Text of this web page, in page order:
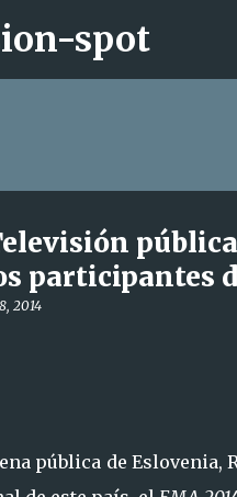
spot
participantes
2014
pública de